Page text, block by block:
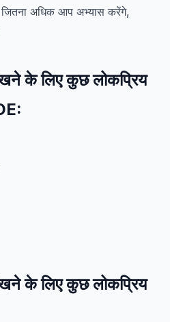
अधिक आप अभ्यास करेंगे,
के लिए कुछ लोकप्रिय
के लिए कुछ लोकप्रिय